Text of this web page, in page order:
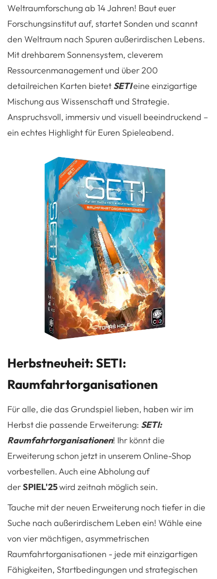
Weltraumforschung ab 14 Jahren! Baut euer
Forschungsinstitut auf, startet Sonden und scannt
den Weltraum nach Spuren außerirdischen Lebens.
Mit drehbarem Sonnensystem, cleverem
Ressourcenmanagement und über 200
detailreichen Karten bietet SETIeine einzigartige
Mischung aus Wissenschaft und Strategie.
Anspruchsvoll, immersiv und visuell beeindruckend –
ein echtes Highlight für Euren Spieleabend.
Herbstneuheit: SETI:
Raumfahrtorganisationen
Für alle, die das Grundspiel lieben, haben wir im
Herbst die passende Erweiterung: SETI:
Raumfahrtorganisationen! Ihr könnt die
Erweiterung schon jetzt in unserem Online-Shop
vorbestellen. Auch eine Abholung auf
derSPIEL'25wird zeitnah möglich sein.
Tauche mit der neuen Erweiterung noch tiefer in die
Suche nach außerirdischem Leben ein! Wähle eine
von vier mächtigen, asymmetrischen
Raumfahrtorganisationen - jede mit einzigartigen
Fähigkeiten, Startbedingungen und strategischen